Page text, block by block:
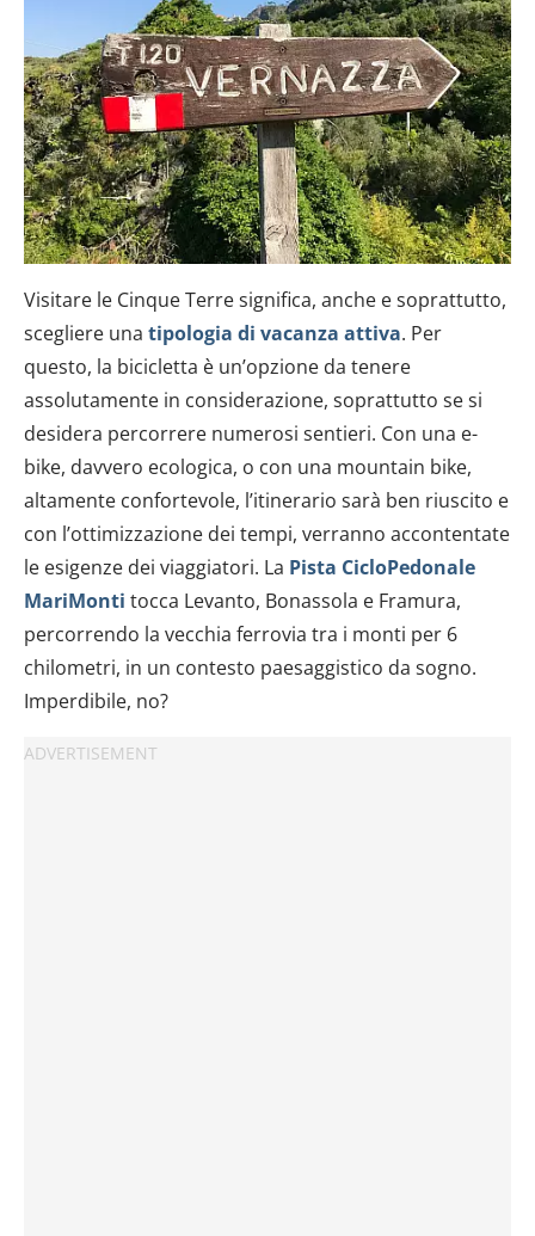
Utilizziamo i cookie per personalizzare contenuti ed
annunci, per fornire funzionalità dei social media e per
analizzare il nostro traffico. Condividiamo inoltre
informazioni sul modo in cui utilizzi il nostro sito con i
nostri partner che si occupano di analisi dei dati web,
pubblicità e social media, i quali potrebbero combinarle
con altre informazioni che hai fornito loro o che hanno
raccolto dal tuo utilizzo dei loro servizi.
Visitare le Cinque Terre significa, anche e soprattutto,
scegliere una tipologia di vacanza attiva. Per
questo, la bicicletta è un’opzione da tenere
assolutamente in considerazione, soprattutto se si
desidera percorrere numerosi sentieri. Con una e-
bike, davvero ecologica, o con una mountain bike,
altamente confortevole, l’itinerario sarà ben riuscito e
con l’ottimizzazione dei tempi, verranno accontentate
le esigenze dei viaggiatori. La Pista CicloPedonale
MariMonti tocca Levanto, Bonassola e Framura,
percorrendo la vecchia ferrovia tra i monti per 6
chilometri, in un contesto paesaggistico da sogno.
Imperdibile, no?